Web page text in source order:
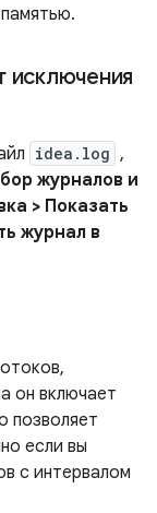
исключения
idea.log ,
журналов и
> Показать
журнал в
он включает
позволяет
если вы
с интервалом